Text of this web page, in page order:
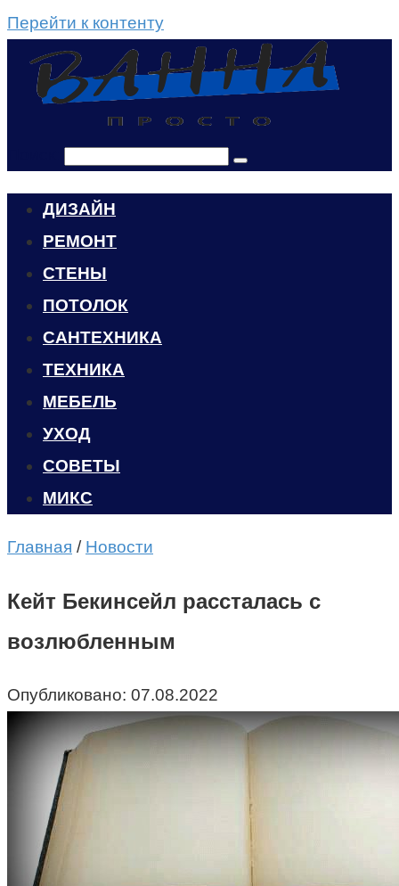
Перейти к контенту
ДИЗАЙН
РЕМОНТ
СТЕНЫ
ПОТОЛОК
САНТЕХНИКА
ТЕХНИКА
МЕБЕЛЬ
УХОД
CОВЕТЫ
МИКС
Главная / Новости
Кейт Бекинсейл рассталась с
возлюбленным
Опубликовано: 07.08.2022